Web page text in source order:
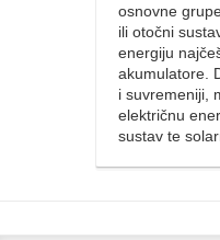
osnovne
ili otočni
energiju
akumulatore.
i suvremeniji,
električnu
sustav te